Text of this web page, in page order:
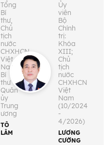
Tổng
Bí
thư,
Chủ
tịch
nước
CHXHCN
Việt
Nam;
Bí
thư
Quân
ủy
Trung
ương
TÔ
LÂM
Ủy
viên
Bộ
Chính
trị:
Khóa
XIII;
Chủ
tịch
nước
CHXHCN
Việt
Nam
(10/2024
-
4/2026)
LƯƠNG
CƯỜNG